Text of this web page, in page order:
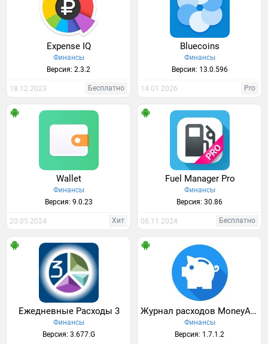
Expense IQ
Финансы
Версия: 2.3.2
18.12.2023 Бесплатно
Bluecoins
Финансы
Версия: 13.0.596
14.01.2026 Pro
Wallet
Финансы
Версия: 9.0.23
20.05.2024 Хит
Fuel Manager Pro
Финансы
Версия: 30.86
08.11.2024 Бесплатно
Ежедневные Расходы 3
Финансы
Версия: 3.677.G
Журнал расходов MoneyApp
Финансы
Версия: 1.7.1.2